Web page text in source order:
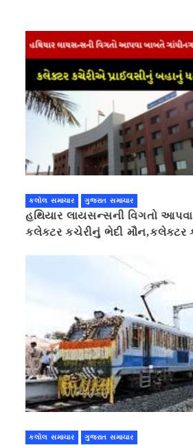
કલોલ સમાચાર ગુજરાત સમાચાર
હથિયાર લાયસન્સની વિગતો
કલેક્ટર કચેરીનું ભેદી મૌન,કલેક્ટર
કલોલ સમાચાર ગુજરાત સમાચાર